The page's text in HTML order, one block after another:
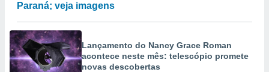
Paraná; veja imagens
Lançamento do Nancy Grace Roman
acontece neste mês: telescópio promete
novas descobertas